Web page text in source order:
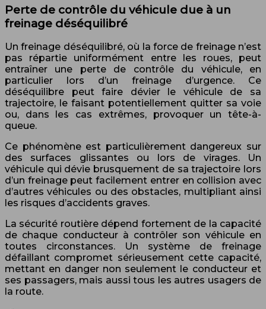
Perte de contrôle du véhicule due à un
freinage déséquilibré
Un freinage déséquilibré, où la force de freinage n’est
pas répartie uniformément entre les roues, peut
entraîner une perte de contrôle du véhicule, en
particulier lors d’un freinage d’urgence. Ce
déséquilibre peut faire dévier le véhicule de sa
trajectoire, le faisant potentiellement quitter sa voie
ou, dans les cas extrêmes, provoquer un tête-à-
queue.
Ce phénomène est particulièrement dangereux sur
des surfaces glissantes ou lors de virages. Un
véhicule qui dévie brusquement de sa trajectoire lors
d’un freinage peut facilement entrer en collision avec
d’autres véhicules ou des obstacles, multipliant ainsi
les risques d’accidents graves.
La sécurité routière dépend fortement de la capacité
de chaque conducteur à contrôler son véhicule en
toutes circonstances. Un système de freinage
défaillant compromet sérieusement cette capacité,
mettant en danger non seulement le conducteur et
ses passagers, mais aussi tous les autres usagers de
la route.